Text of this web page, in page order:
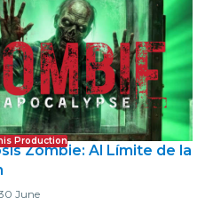
Production
Zombie: Al Límite de la
June